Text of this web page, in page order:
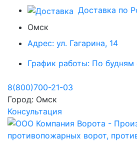
Доставка по
Омск
Адрес: ул. Гагарина, 14
График работы: По будням
8(800)700-21-03
Город: Омск
Консультация